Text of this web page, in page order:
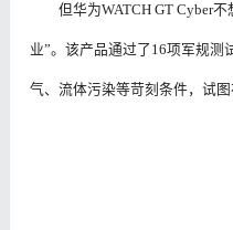
但华为WATCH GT Cyber
业”。该产品通过了16项军规测
气、流体污染等苛刻条件，试